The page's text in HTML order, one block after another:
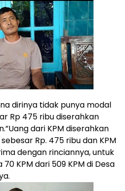
dirinya tidak punya modal
Rp 475 ribu diserahkan
dari KPM diserahkan
Rp. 475 ribu dan KPM
dengan rinciannya, untuk
KPM dari 509 KPM di Desa